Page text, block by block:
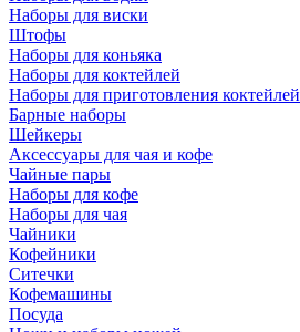
Наборы для виски
Штофы
Наборы для коньяка
Наборы для коктейлей
Наборы для приготовления коктейлей
Барные наборы
Шейкеры
Аксессуары для чая и кофе
Чайные пары
Наборы для кофе
Наборы для чая
Чайники
Кофейники
Ситечки
Кофемашины
Посуда